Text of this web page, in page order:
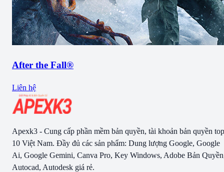
After the Fall®
Liên hệ
Apexk3 - Cung cấp phần mềm bản quyền, tài khoản bản quyền top
10 Việt Nam. Đầy đủ các sản phẩm: Dung lượng Google, Google
Ai, Google Gemini, Canva Pro, Key Windows, Adobe Bản
Autocad, Autodesk giá rẻ.